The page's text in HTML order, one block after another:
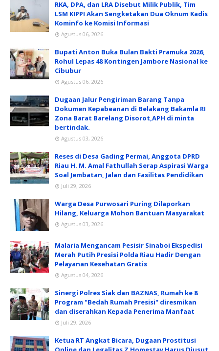
RKA, DPA, dan LRA Disebut Milik Publik, Tim
LSM KIPPI Akan Sengketakan Dua Oknum Kadis
Kominfo ke Komisi Informasi
Agustus 06, 2026
Bupati Anton Buka Bulan Bakti Pramuka 2026,
Rohul Lepas 48 Kontingen Jambore Nasional ke
Cibubur
Agustus 06, 2026
Dugaan Jalur Pengiriman Barang Tanpa
Dokumen Kepabeanan di Belakang Bakamla RI
Zona Barat Barelang Disorot,APH di minta
bertindak.
Agustus 03, 2026
Reses di Desa Gading Permai, Anggota DPRD
Riau H. M. Amal Fathullah Serap Aspirasi Warga
Soal Jembatan, Jalan dan Fasilitas Pendidikan
Juli 29, 2026
Warga Desa Purwosari Puring Dilaporkan
Hilang, Keluarga Mohon Bantuan Masyarakat
Agustus 03, 2026
Malaria Mengancam Pesisir Sinaboi Ekspedisi
Merah Putih Presisi Polda Riau Hadir Dengan
Pelayanan Kesehatan Gratis
Agustus 04, 2026
Sinergi Polres Siak dan BAZNAS, Rumah ke 8
Program "Bedah Rumah Presisi" diresmikan
dan diserahkan Kepada Penerima Manfaat
Juli 29, 2026
Ketua RT Angkat Bicara, Dugaan Prostitusi